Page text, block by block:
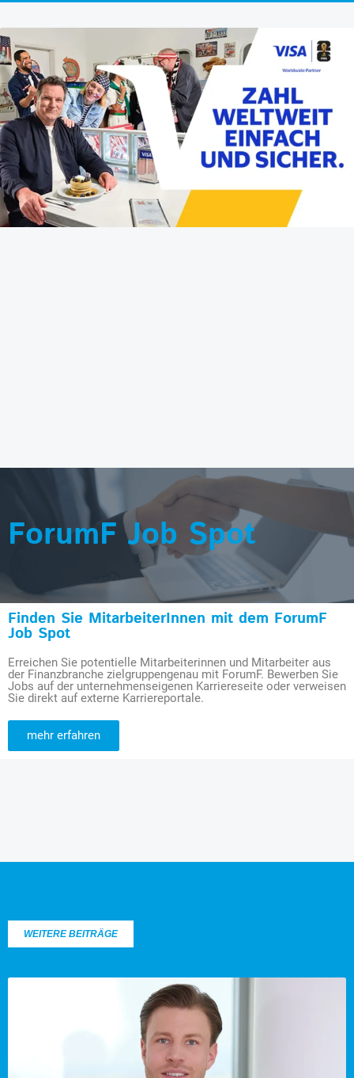
ForumF Job Spot
Finden Sie MitarbeiterInnen mit dem ForumF
Job Spot
Erreichen Sie potentielle Mitarbeiterinnen und Mitarbeiter aus
der Finanzbranche zielgruppengenau mit ForumF. Bewerben Sie
Jobs auf der unternehmenseigenen Karriereseite oder verweisen
Sie direkt auf externe Karriereportale.
mehr erfahren
WEITERE BEITRÄGE